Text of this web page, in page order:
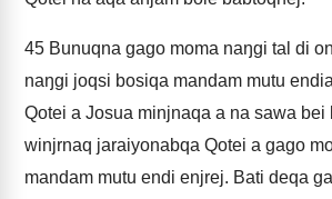
45 Bunuqna gago moma naŋgi tal di
naŋgi joqsi bosiqa mandam mutu
Qotei a Josua minjnaqa a na sawa bei
winjrnaq jaraiyonabqa Qotei a gago
mandam mutu endi enjrej. Bati deqa